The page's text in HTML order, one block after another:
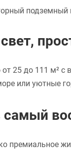
подземный
25 до 111 м² с
или уютные
самый
премиальное